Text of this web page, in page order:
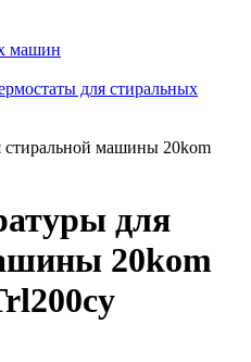
машин
для стиральных
стиральной машины 20kom
для
20kom